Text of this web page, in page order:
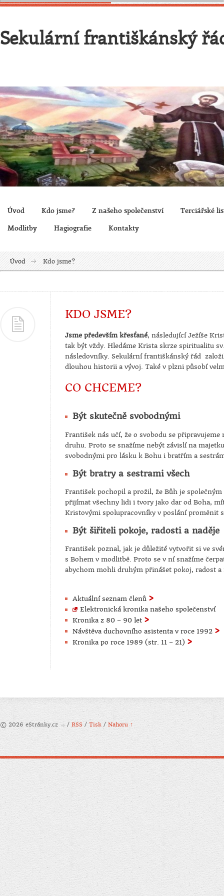
Sekulární františkánský
Úvod Kdo jsme? Z našeho společenství
Terciářské
Modlitby
Hagiografie Kontakty
Úvod Kdo jsme?
KDO JSME?
Jsme především křesťané, následující Ježíše
tak být vždy. Hledáme Krista skrze spiritualitu
následovníky. Sekulární františkánský řád
dlouhou historii a vývoj. Také v plzni působí
CO CHCEME?
Být skutečně svobodnými
František nás učí, že o svobodu se
druhu. Proto se snažíme nebýt závislí na
svobodnými pro lásku k Bohu i bratřím a
Být bratry a sestrami všech
František pochopil a prožil, že Bůh je
přijímat všechny lidi i tvory jako dar od Boha,
Kristovými spolupracovníky v poslání proměnit
Být šiřiteli pokoje, radosti a naděje
František poznal, jak je důležité vytvořit si ve
s Bohem v modlitbě. Proto se v ní snažíme
abychom mohli druhým přinášet pokoj, radost a
Aktuální seznam členů >
Elektronická kronika našeho společenství
Kronika z 80 – 90 let >
Návštěva duchovního asistenta v roce 1992 >
Kronika po roce 1989 (str. 11 – 21) >
© 2026 eStránky.cz / RSS /Tisk / Nahoru ↑